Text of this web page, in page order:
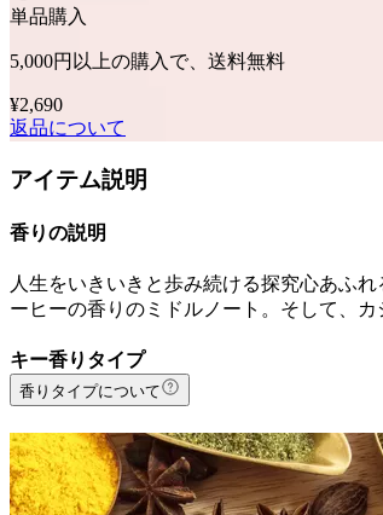
単品購入
5,000円以上の購入で、送料無料
¥2,690
返品について
アイテム説明
香りの説明
人生をいきいきと歩み続ける探究心あふ
ーヒーの香りのミドルノート。そして、
キー香りタイプ
香りタイプについて